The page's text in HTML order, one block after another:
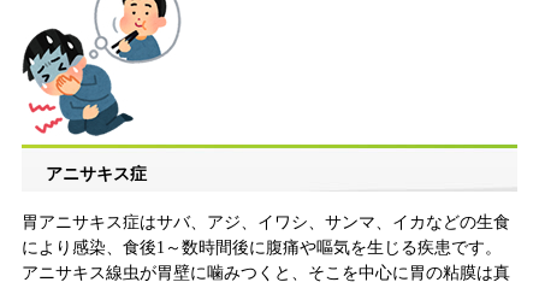
アニサキス症
胃アニサキス症はサバ、アジ、イワシ、サンマ、イカなどの生食
により感染、食後1～数時間後に腹痛や嘔気を生じる疾患です。
アニサキス線虫が胃壁に噛みつくと、そこを中心に胃の粘膜は真